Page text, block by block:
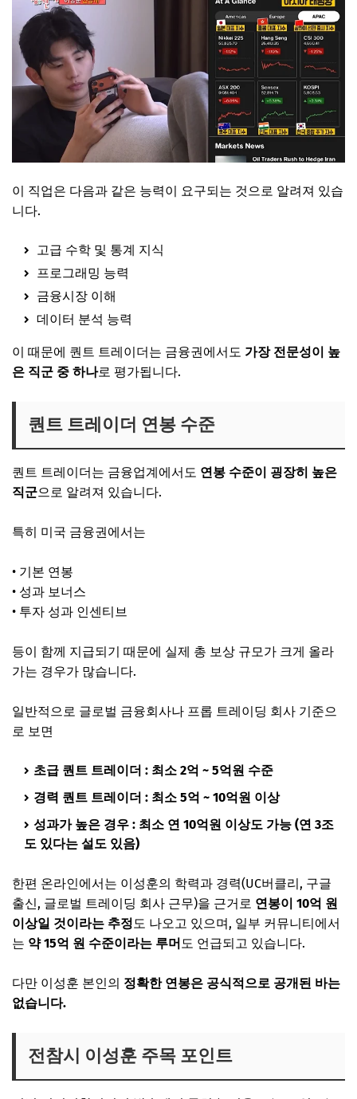
이 직업은 다음과 같은 능력이 요구되는 것으로 알려져 있습
니다.
고급 수학 및 통계 지식
프로그래밍 능력
금융시장 이해
데이터 분석 능력
이 때문에 퀀트 트레이더는 금융권에서도 가장 전문성이 높
은 직군 중 하나로 평가됩니다.
퀀트 트레이더 연봉 수준
퀀트 트레이더는 금융업계에서도 연봉 수준이 굉장히 높은
직군으로 알려져 있습니다.
특히 미국 금융권에서는
• 기본 연봉
• 성과 보너스
• 투자 성과 인센티브
등이 함께 지급되기 때문에 실제 총 보상 규모가 크게 올라
가는 경우가 많습니다.
일반적으로 글로벌 금융회사나 프롭 트레이딩 회사 기준으
로 보면
초급 퀀트 트레이더 : 최소 2억 ~ 5억원 수준
경력 퀀트 트레이더 : 최소 5억 ~ 10억원 이상
성과가 높은 경우 : 최소 연 10억원 이상도 가능 (연 3조
도 있다는 설도 있음)
한편 온라인에서는 이성훈의 학력과 경력(UC버클리, 구글
출신, 글로벌 트레이딩 회사 근무)을 근거로 연봉이 10억 원
이상일 것이라는 추정도 나오고 있으며, 일부 커뮤니티에서
는 약 15억 원 수준이라는 루머 도 언급되고 있습니다.
다만 이성훈 본인의 정확한 연봉은 공식적으로 공개된 바는
없습니다.
전참시 이성훈 주목 포인트